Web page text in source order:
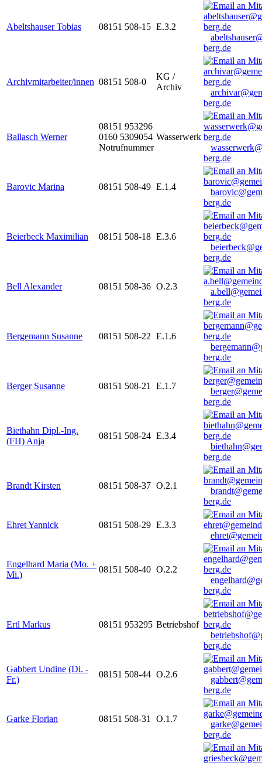
Abeltshauser Tobias 08151 508-15 E.3.2
berg.de
Archivmitarbeiter/innen 08151 508-0
KG /
Archiv
berg.de
Ballasch Werner
08151 953296
0160 5309054
Notrufnummer
Wasserwerk
berg.de
Barovic Marina 08151 508-49 E.1.4
berg.de
Beierbeck Maximilian 08151 508-18 E.3.6
berg.de
Bell Alexander 08151 508-36 O.2.3
berg.de
Bergemann Susanne 08151 508-22 E.1.6
berg.de
Berger Susanne 08151 508-21 E.1.7
berg.de
Biethahn Dipl.-Ing.
(FH) Anja
08151 508-24 E.3.4
berg.de
Brandt Kirsten 08151 508-37 O.2.1
berg.de
Ehret Yannick 08151 508-29 E.3.3
Engelhard Maria (Mo. +
Mi.)
08151 508-40 O.2.2
berg.de
Ertl Markus 08151 953295 Betriebshof
berg.de
Gabbert Undine (Di. -
Fr.)
08151 508-44 O.2.6
berg.de
Garke Florian 08151 508-31 O.1.7
berg.de